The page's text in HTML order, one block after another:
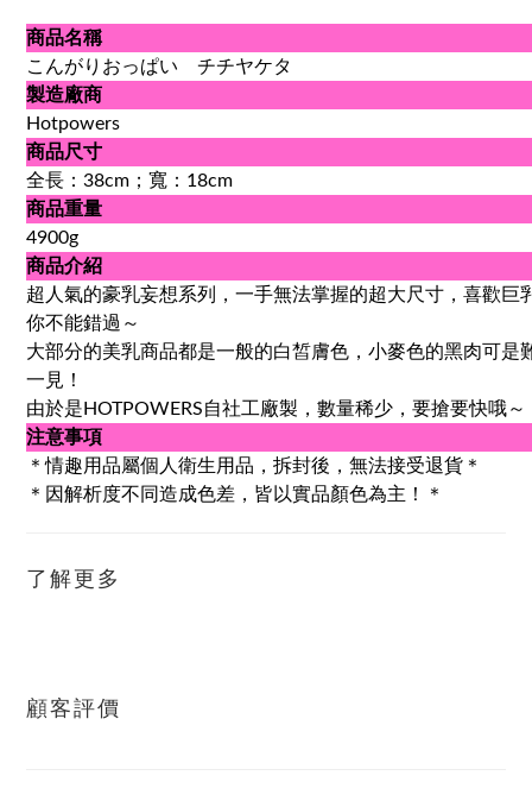
商品名稱
こんがりおっぱい チチヤケタ
製造廠商
Hotpowers
商品尺寸
全長：38cm；寬：18cm
商品重量
4900g
商品介紹
超人氣的豪乳妄想系列，一手無法掌握的超大尺寸，喜歡巨
你不能錯過～
大部分的美乳商品都是一般的白皙膚色，小麥色的黑肉可是
一見！
由於是HOTPOWERS自社工廠製，數量稀少，要搶要快哦～
注意事項
＊情趣用品屬個人衛生用品，拆封後，無法接受退貨＊
＊因解析度不同造成色差，皆以實品顏色為主！＊
了解更多
顧客評價